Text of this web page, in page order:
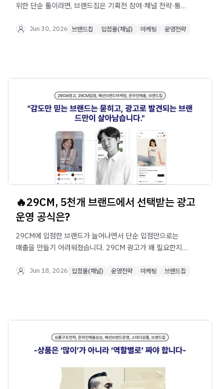
위한 단순 툴이라면, 브랜드집은 기획전 참여·채널 전략·통합
시스템’입니다. 사람 중심 운영의 한계를 줄이고, 적은
Jun 30, 2026 브랜드집 입점몰(채널) 마케팅 운영전략
🔥29CM, 5천개 브랜드에서 선택받는 광고
운영 공식은?
29CM에 입점한 브랜드가 늘어나면서 단순 입점만으로는
매출을 만들기 어려워졌습니다. 29CM 광고가 왜 필요한지,
선정·기획전 연계·ROAS 외 발견 지표까지 온라인 매출을
Jun 18, 2026 입점몰(채널) 운영전략 마케팅 브랜드집